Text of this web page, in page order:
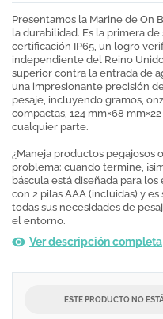
Presentamos la Marine de On
la durabilidad. Es la primera
certificación IP65, un logro
independiente del Reino
superior contra la entrada de
una impresionante precisión
pesaje, incluyendo gramos,
compactas, 124 mm×68
cualquier parte.
¿Maneja productos pegajosos
problema: cuando termine,
báscula está diseñada para
con 2 pilas AAA (incluidas) y
todas sus necesidades de
el entorno.
Ver descripción completa
ESTE PRODUCTO NO